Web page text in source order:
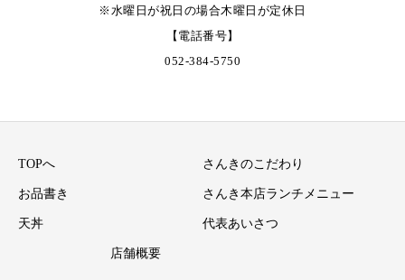
※水曜日が祝日の場合木曜日が定休日
【電話番号】
052-384-5750
TOPへ さんきのこだわり
お品書き さんき本店ランチメニュー
天丼 代表あいさつ
店舗概要